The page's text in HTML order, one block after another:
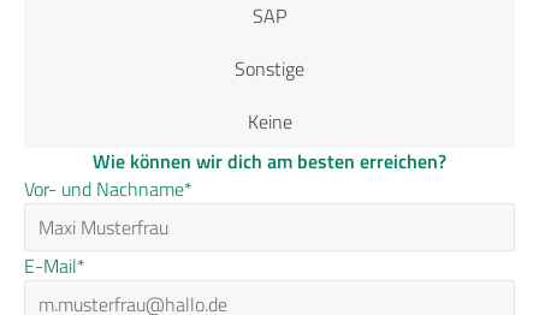
SAP
Sonstige
Keine
Wie können wir dich am besten erreichen?
Vor- und Nachname*
E-Mail*